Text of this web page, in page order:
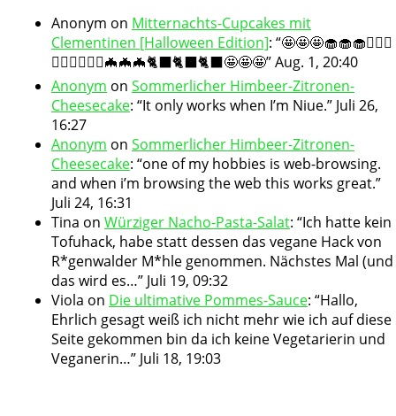
Anonym on Mitternachts-Cupcakes mit
Clementinen [Halloween Edition]: “🤩🤩🤩🧁🧁🧁🧛🏻‍♀️
🧛🏻‍♀️🧛🏻‍♀️🦇🦇🦇🐈‍⬛🐈‍⬛🐈‍⬛🤩🤩🤩”Aug. 1, 20:40
Anonym on Sommerlicher Himbeer-Zitronen-
Cheesecake: “It only works when I’m Niue.” Juli 26,
16:27
Anonym on Sommerlicher Himbeer-Zitronen-
Cheesecake: “one of my hobbies is web-browsing.
and when i’m browsing the web this works great.”
Juli 24, 16:31
Tina on Würziger Nacho-Pasta-Salat: “Ich hatte kein
Tofuhack, habe statt dessen das vegane Hack von
R*genwalder M*hle genommen. Nächstes Mal (und
das wird es…” Juli 19, 09:32
Viola on Die ultimative Pommes-Sauce: “Hallo,
Ehrlich gesagt weiß ich nicht mehr wie ich auf diese
Seite gekommen bin da ich keine Vegetarierin und
Veganerin…” Juli 18, 19:03